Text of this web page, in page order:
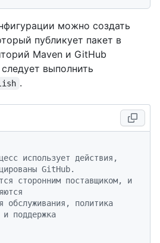
можно создать
публикует пакет в
Maven и GitHub
выполнить
.
использует действия,
GitHub.
сторонним поставщиком, и
обслуживания, политика
и поддержка